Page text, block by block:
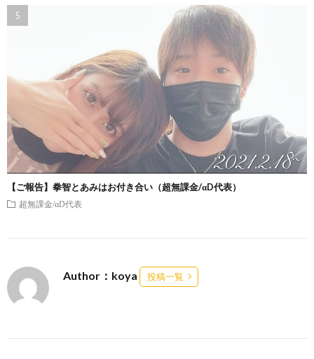
【ご報告】拳智とあみはお付き合い（超無課金/αD代表）
超無課金/αD代表
Author：koya 投稿一覧